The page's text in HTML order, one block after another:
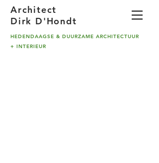
Architect
Dirk D'Hondt
HEDENDAAGSE & DUURZAME ARCHITECTUUR
+ INTERIEUR